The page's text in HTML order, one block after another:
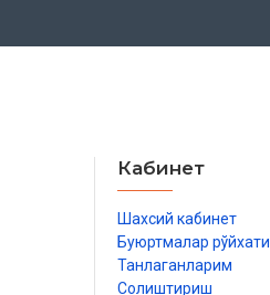
Кабинет
Шахсий кабинет
Буюртмалар рўйхати
Танлаганларим
Солиштириш